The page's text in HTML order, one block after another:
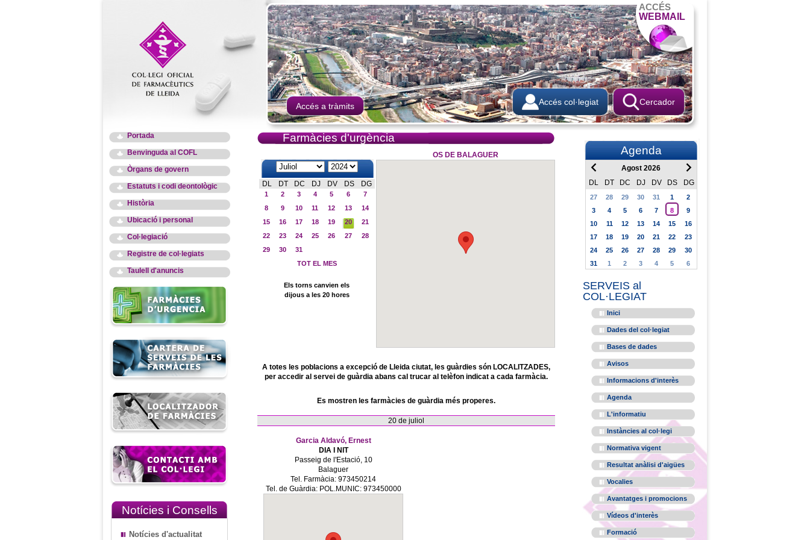
ACCÉS
WEBMAIL
Accés a tràmits Cercador
Accés col·legiat
Portada
Benvinguda al COFL
Òrgans de govern
Estatuts i codi deontològic
Història
Ubicació i personal
Col·legiació
Registre de col·legiats
Taulell d'anuncis
Notícies i Consells
Notícies d'actualitat
Farmàcies d'urgència
DL DT DC DJ DV DS DG
1 2 3 4 5 6
7
8
9 10 11 12 13
14
15
16 17 18 19 20
21
22
23 24 25 26 27
28
29
30
31
TOT EL MES
Els torns canvien els
dijous a les 20 hores
OS DE BALAGUER
A totes les poblacions a excepció de Lleida ciutat, les guàrdies són LOCALITZADES,
per accedir al servei de guàrdia abans cal trucar al telèfon indicat a cada farmàcia.
Es mostren les farmàcies de guàrdia més properes.
20 de juliol
Garcia Aldavó, Ernest
DIA I NIT
Passeig de l'Estació, 10
Balaguer
Tel. Farmàcia: 973450214
Tel. de Guàrdia: POL.MUNIC: 973450000
Agenda
Agost 2026
DL
DT DC DJ DV DS DG
27 28 29 30 31 1
2
3
4 5 6 7 8
9
10
11 12 13 14 15
16
17
18 19 20 21 22
23
24
25 26 27 28 29
30
31
1 2 3 4 5 6
SERVEIS al
COL·LEGIAT
Inici
Dades del col·legiat
Bases de dades
Avisos
Informacions d'interès
Agenda
L'informatiu
Instàncies al col·legi
Normativa vigent
Resultat anàlisi d'aigües
Vocalies
Avantatges i promocions
Vídeos d'interès
Formació